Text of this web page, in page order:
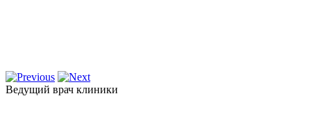
Ведущий врач клиники